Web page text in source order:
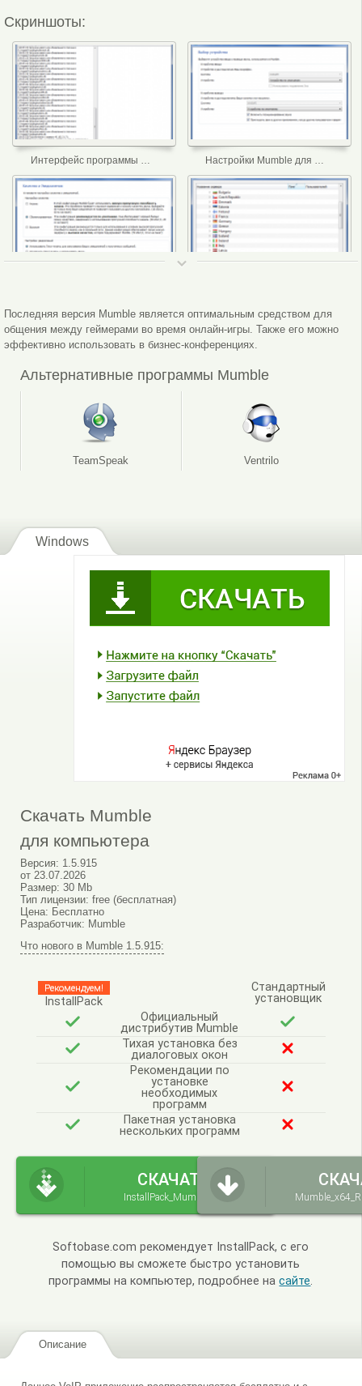
Скриншоты:
Интерфейс программы Mumble для Windows Настройки Mumble для Windows
Последняя версия Mumble является оптимальным средством для
общения между геймерами во время онлайн-игры. Также его можно
эффективно использовать в бизнес-конференциях.
Альтернативные программы Mumble
TeamSpeak Ventrilo
Windows
Скачать Mumble
для компьютера
Версия: 1.5.915
от 23.07.2026
Размер: 30 Mb
Тип лицензии: free (бесплатная)
Цена: Бесплатно
Разработчик: Mumble
Что нового в Mumble 1.5.915:
Рекомендуем!
InstallPack
Стандартный
установщик
Официальный
дистрибутив Mumble
Тихая установка без
диалоговых окон
Рекомендации по
установке
необходимых
программ
Пакетная установка
нескольких программ
СКАЧАТЬ
InstallPack_Mumble.exe
Softobase.com рекомендует InstallPack, с его
помощью вы сможете быстро установить
программы на компьютер, подробнее насайте.
Описание